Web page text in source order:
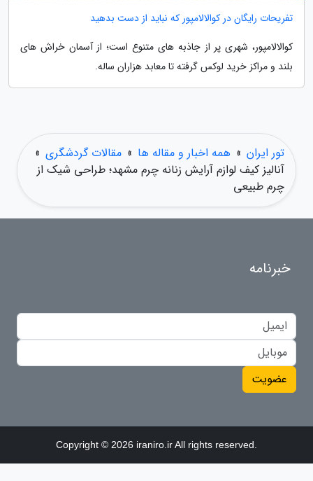
تفریحات رایگان در کوالالامپور که نباید از دست بدهید
کوالالامپور، شهری پر از جاذبه های متنوع است؛ از آسمان خراش های
بلند و مراکز خرید لوکس گرفته تا معابد هزاران ساله.
تور ایران » همه اخبار و مقاله ها » مقالات گردشگری »
آنالیز کیف لوازم آرایش زنانه چرم مشهد؛ طراحی شیک از
چرم طبیعی
خبرنامه
عضویت
Copyright © 2026 iraniro.ir All rights reserved.